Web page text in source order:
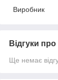
Виробник
Відгуки
Ще немає